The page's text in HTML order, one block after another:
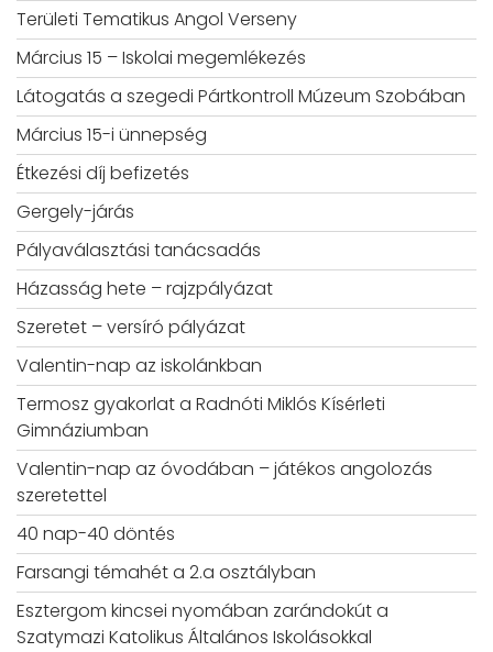
Területi Tematikus Angol Verseny
Március 15 – Iskolai megemlékezés
Látogatás a szegedi Pártkontroll Múzeum Szobában
Március 15-i ünnepség
Étkezési díj befizetés
Gergely-járás
Pályaválasztási tanácsadás
Házasság hete – rajzpályázat
Szeretet – versíró pályázat
Valentin-nap az iskolánkban
Termosz gyakorlat a Radnóti Miklós Kísérleti
Gimnáziumban
Valentin-nap az óvodában – játékos angolozás
szeretettel
40 nap-40 döntés
Farsangi témahét a 2.a osztályban
Esztergom kincsei nyomában zarándokút a
Szatymazi Katolikus Általános Iskolásokkal